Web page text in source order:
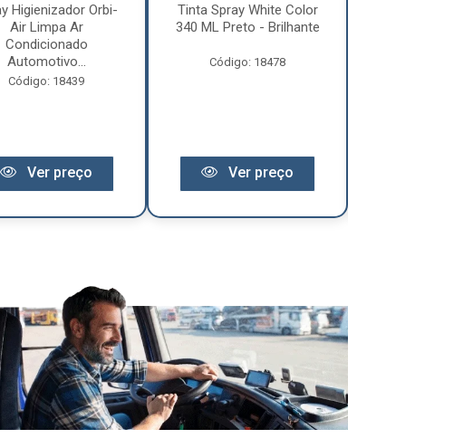
Higienizador Orbi-
Air Limpa Ar
Condicionado
Automotivo...
Código: 18439
Ver preço
Tinta Spray White Color
340 ML Preto - Brilhante
Código: 18478
Ver preço